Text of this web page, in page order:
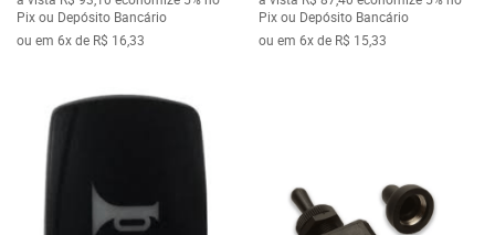
Pix ou Depósito Bancário
ou em 6xde R$ 16,33
Pix ou Depósito Bancário
ou em 6xde R$ 15,33